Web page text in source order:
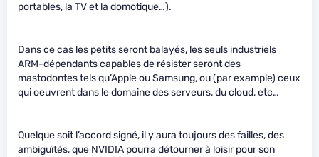
portables, la TV et la domotique…).
Dans ce cas les petits seront balayés, les seuls industriels
ARM-dépendants capables de résister seront des
mastodontes tels qu’Apple ou Samsung, ou (par example) ceux
qui oeuvrent dans le domaine des serveurs, du cloud, etc…
Quelque soit l’accord signé, il y aura toujours des failles, des
ambiguïtés, que NVIDIA pourra détourner à loisir pour son